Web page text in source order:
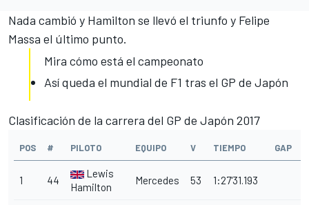
Nada cambió y Hamilton se llevó el triunfo y Felipe
Massa el último punto.
Mira cómo está el campeonato
Así queda el mundial de F1 tras el GP de Japón
Clasificación de la carrera del GP de Japón 2017
POS # PILOTO EQUIPO V TIEMPO GAP
1 44
Lewis
Hamilton
Mercedes 53 1:27'31.193